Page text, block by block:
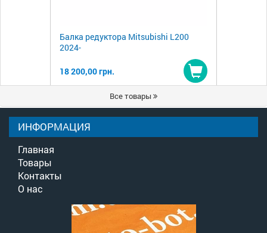
Балка редуктора Mitsubishi L200
2024-
18 200,00 грн.
Купить
Все товары
ИНФОРМАЦИЯ
Главная
Товары
Контакты
О нас